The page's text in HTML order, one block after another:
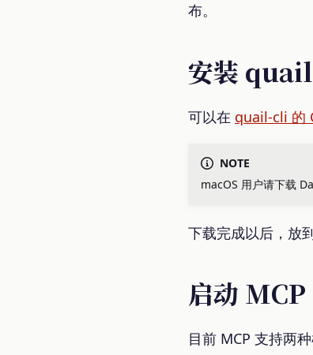
布。
安装
可以在 quail-cli 的
NOTE
macOS 用户请下载
下载完成以后，放
启动 MCP
目前 MCP 支持两种